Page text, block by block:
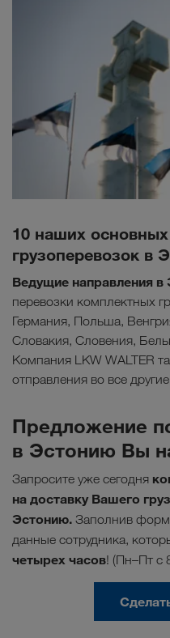
10 наших
грузоперевозок в
Ведущие направления в
перевозки комплектных
Германия, Польша,
Словакия, Словения,
Компания LKW WALTER
отправления во все
Предложение
в Эстонию Вы
Запросите уже сегодня
на доставку Вашего
Эстонию. Заполнив
данные сотрудника,
четырех часов! (Пн–Пт с